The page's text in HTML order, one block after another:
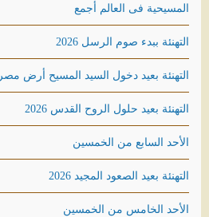
المسيحية فى العالم أجمع
التهنئة ببدء صوم الرسل 2026
التهنئة بعيد دخول السيد المسيح أرض مصر 2026
التهنئة بعيد حلول الروح القدس 2026
الأحد السابع من الخمسين
التهنئة بعيد الصعود المجيد 2026
الأحد الخامس من الخمسين